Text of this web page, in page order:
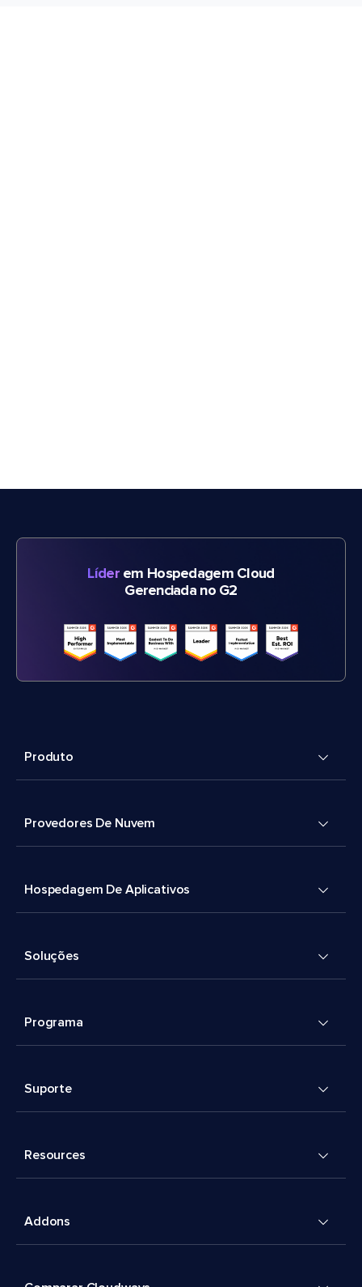
Líderem Hospedagem Cloud
Gerenciada no G2
Produto
Provedores De Nuvem
Hospedagem De Aplicativos
Soluções
Programa
Suporte
Resources
Addons